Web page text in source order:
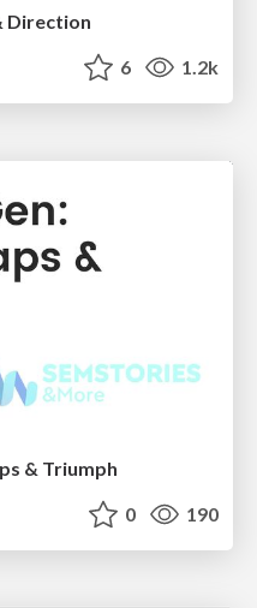
Direction
6 1.2k
& Triumph
0 190